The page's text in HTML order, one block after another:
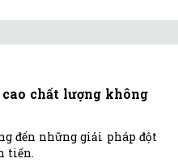
chất lượng không
đến những giải pháp đột
tiến.